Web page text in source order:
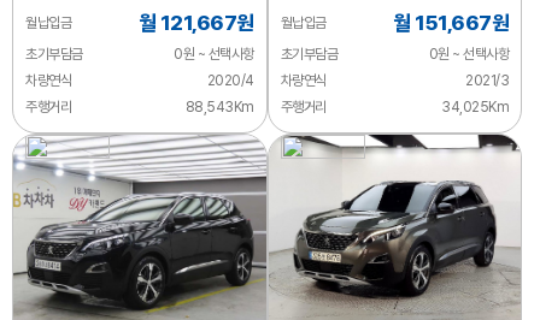
Line
월납입금 월 121,667원
초기부담금
0원 ~ 선택사항
차량연식
2020/4
주행거리
88,543Km
Line
월납입금 월 151,667원
초기부담금
0원 ~ 선택사항
차량연식
2021/3
주행거리
34,025Km